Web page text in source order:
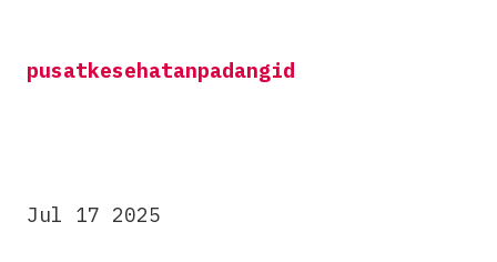
contentpusatkesehatanpadangid
Jul 17 2025